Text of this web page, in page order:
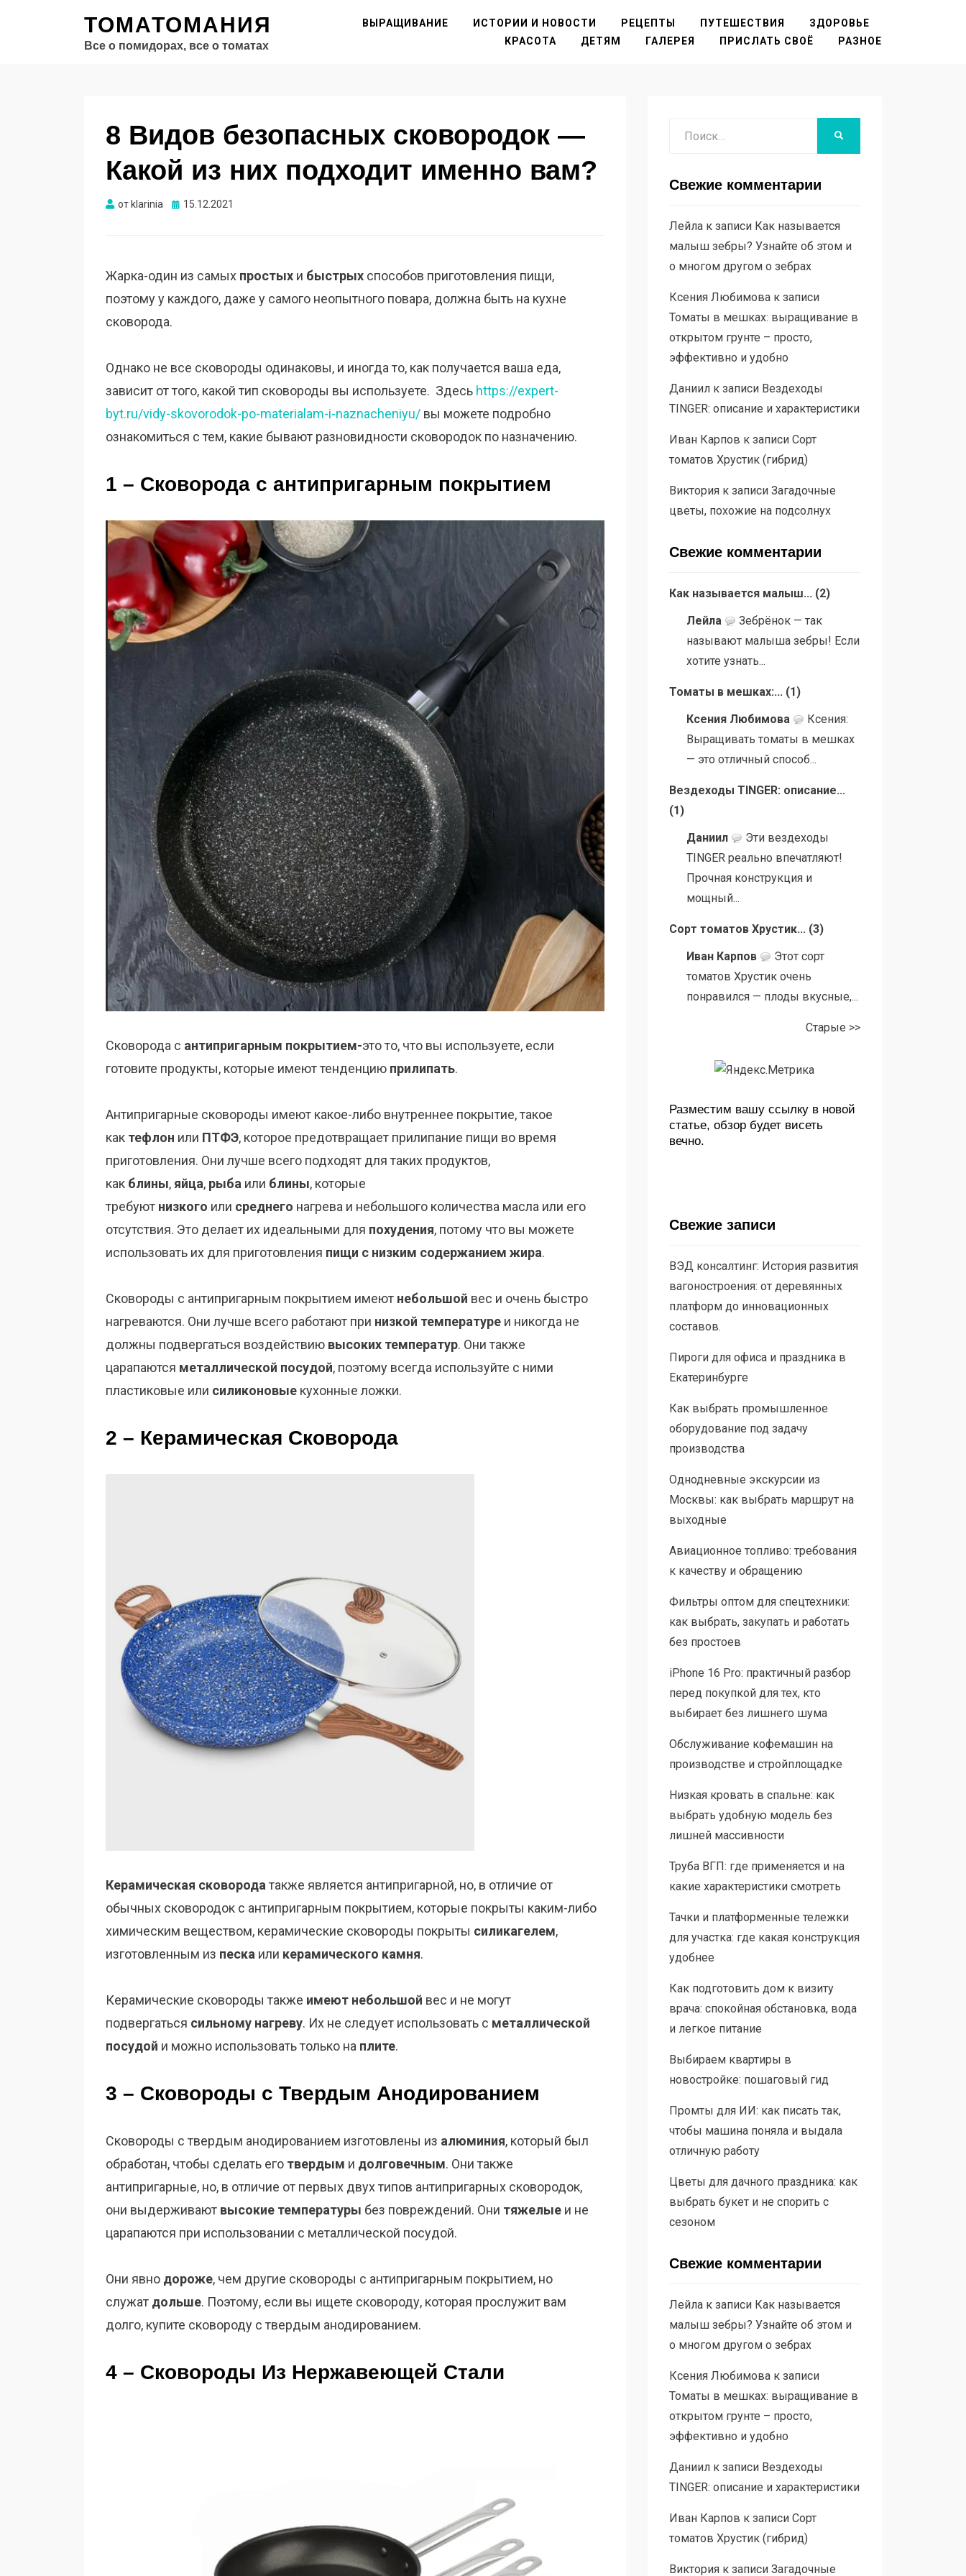
ТОМАТОМАНИЯ
Все о помидорах, все о томатах
ВЫРАЩИВАНИЕ ИСТОРИИ И НОВОСТИ РЕЦЕПТЫ ПУТЕШЕСТВИЯ
ЗДОРОВЬЕ
КРАСОТА
ДЕТЯМ ГАЛЕРЕЯ ПРИСЛАТЬ СВОЁ РАЗНОЕ
8 Видов безопасных сковородок —
Какой из них подходит именно вам?
от klarinia Опубликовано
15.12.2021
Жарка-один из самых простых и быстрых способов приготовления пищи,
поэтому у каждого, даже у самого неопытного повара, должна быть на кухне
сковорода.
Однако не все сковороды одинаковы, и иногда то, как получается ваша еда,
зависит от того, какой тип сковороды вы используете. Здесь https://expert-
byt.ru/vidy-skovorodok-po-materialam-i-naznacheniyu/ вы можете подробно
ознакомиться с тем, какие бывают разновидности сковородок по назначению.
1 – Сковорода с антипригарным покрытием
Сковорода с антипригарным покрытием-это то, что вы используете, если
готовите продукты, которые имеют тенденцию прилипать.
Антипригарные сковороды имеют какое-либо внутреннее покрытие, такое
как тефлон или ПТФЭ, которое предотвращает прилипание пищи во время
приготовления. Они лучше всего подходят для таких продуктов,
как блины, яйца, рыба или блины, которые
требуют низкого или среднего нагрева и небольшого количества масла или его
отсутствия. Это делает их идеальными для похудения, потому что вы можете
использовать их для приготовления пищи с низким содержанием жира.
Сковороды с антипригарным покрытием имеют небольшой вес и очень быстро
нагреваются. Они лучше всего работают при низкой температуре и никогда не
должны подвергаться воздействию высоких температур. Они также
царапаются металлической посудой, поэтому всегда используйте с ними
пластиковые или силиконовые кухонные ложки.
2 – Керамическая Сковорода
Керамическая сковородатакже является антипригарной, но, в отличие от
обычных сковородок с антипригарным покрытием, которые покрыты каким-либо
химическим веществом, керамические сковороды покрыты силикагелем,
изготовленным из песка или керамического камня.
Керамические сковороды также имеют небольшой вес и не могут
подвергаться сильному нагреву. Их не следует использовать с металлической
посудой и можно использовать только на плите.
3 – Сковороды с Твердым Анодированием
Сковороды с твердым анодированием изготовлены из алюминия, который был
обработан, чтобы сделать его твердым и долговечным. Они также
антипригарные, но, в отличие от первых двух типов антипригарных сковородок,
они выдерживают высокие температуры без повреждений. Они тяжелые и не
царапаются при использовании с металлической посудой.
Они явно дороже, чем другие сковороды с антипригарным покрытием, но
служат дольше. Поэтому, если вы ищете сковороду, которая прослужит вам
долго, купите сковороду с твердым анодированием.
4 – Сковороды Из Нержавеющей Стали
Свежие комментарии
Лейлак записи Как называется
малыш зебры? Узнайте об этом и
о многом другом о зебрах
Ксения Любимовак записи
Томаты в мешках: выращивание в
открытом грунте – просто,
эффективно и удобно
Даниилк записи Вездеходы
TINGER: описание и характеристики
Иван Карпов к записи Сорт
томатов Хрустик (гибрид)
Викторияк записи Загадочные
цветы, похожие на подсолнух
Свежие комментарии
Как называется малыш... (2)
Лейла
Зебрёнок — так
называют малыша зебры! Если
хотите узнать...
Томаты в мешках:... (1)
Ксения Любимова
Ксения:
Выращивать томаты в мешках
— это отличный способ...
Вездеходы TINGER: описание...
(1)
Даниил
Эти вездеходы
TINGER реально впечатляют!
Прочная конструкция и
мощный...
Сорт томатов Хрустик... (3)
Иван Карпов
Этот сорт
томатов Хрустик очень
понравился — плоды вкусные,...
Старые >>
Разместим вашу ссылку в новой
статье, обзор будет висеть
вечно.
Свежие записи
ВЭД консалтинг: История развития
вагоностроения: от деревянных
платформ до инновационных
составов.
Пироги для офиса и праздника в
Екатеринбурге
Как выбрать промышленное
оборудование под задачу
производства
Однодневные экскурсии из
Москвы: как выбрать маршрут на
выходные
Авиационное топливо: требования
к качеству и обращению
Фильтры оптом для спецтехники:
как выбрать, закупать и работать
без простоев
iPhone 16 Pro: практичный разбор
перед покупкой для тех, кто
выбирает без лишнего шума
Обслуживание кофемашин на
производстве и стройплощадке
Низкая кровать в спальне: как
выбрать удобную модель без
лишней массивности
Труба ВГП: где применяется и на
какие характеристики смотреть
Тачки и платформенные тележки
для участка: где какая конструкция
удобнее
Как подготовить дом к визиту
врача: спокойная обстановка, вода
и легкое питание
Выбираем квартиры в
новостройке: пошаговый гид
Промты для ИИ: как писать так,
чтобы машина поняла и выдала
отличную работу
Цветы для дачного праздника: как
выбрать букет и не спорить с
сезоном
Свежие комментарии
Лейлак записи Как называется
малыш зебры? Узнайте об этом и
о многом другом о зебрах
Ксения Любимовак записи
Томаты в мешках: выращивание в
открытом грунте – просто,
эффективно и удобно
Даниилк записи Вездеходы
TINGER: описание и характеристики
Иван Карпов к записи Сорт
томатов Хрустик (гибрид)
Викторияк записи Загадочные